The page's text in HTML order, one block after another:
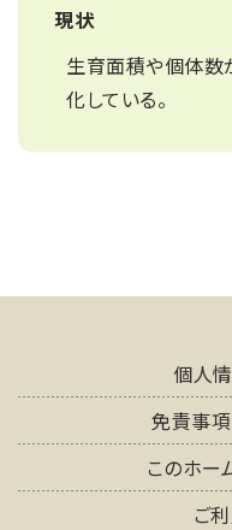
現状
生育面積や個体数
化している。
個人
免責事項
このホー
ご